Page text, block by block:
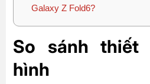
Galaxy Z Fold6?
So sánh thiết
hình